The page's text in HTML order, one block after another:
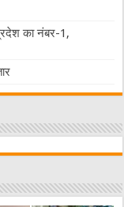
का नंबर-1,